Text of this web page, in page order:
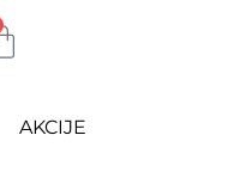
AKCIJE